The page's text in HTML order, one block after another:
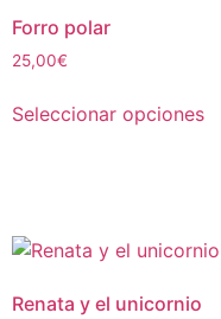
Forro polar
25,00€
Seleccionar opciones
Renata y el unicornio